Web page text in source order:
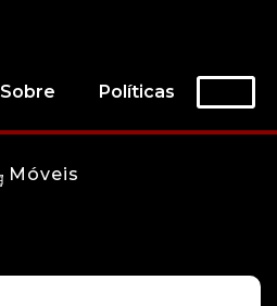
Sobre Políticas
Móveis